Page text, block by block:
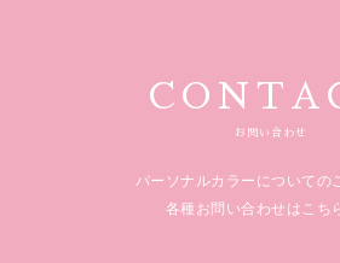
お問い合わせ
パーソナルカラーについての
各種お問い合わせはこち